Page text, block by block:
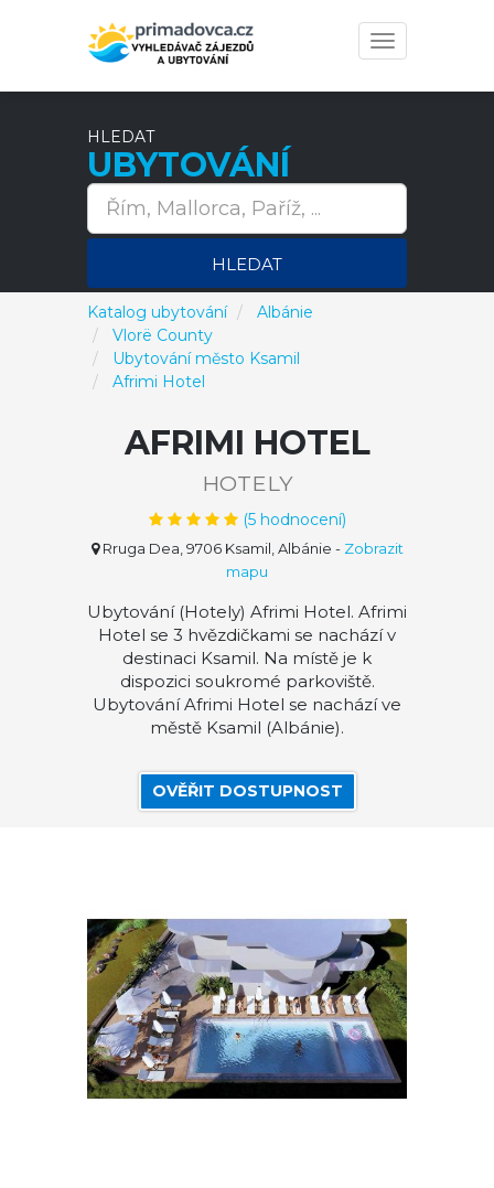
Toggle
navigation
HLEDAT
UBYTOVÁNÍ
HLEDAT
Katalog ubytování
Albánie
Vlorë County
Ubytování město Ksamil
Afrimi Hotel
AFRIMI HOTEL
HOTELY
(5hodnocení)
Rruga Dea, 9706 Ksamil, Albánie - Zobrazit
mapu
Ubytování (Hotely) Afrimi Hotel. Afrimi
Hotel se 3 hvězdičkami se nachází v
destinaci Ksamil. Na místě je k
dispozici soukromé parkoviště.
Ubytování Afrimi Hotel se nachází ve
městě Ksamil (Albánie).
OVĚŘIT DOSTUPNOST